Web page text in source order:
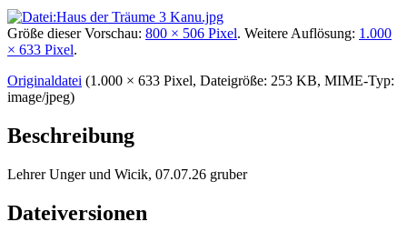
Größe dieser Vorschau: 800 × 506 Pixel. Weitere Auflösung: 1.000
× 633 Pixel.
Originaldatei (1.000 × 633 Pixel, Dateigröße: 253 KB, MIME-Typ:
image/jpeg)
Beschreibung
Lehrer Unger und Wicik, 07.07.26 gruber
Dateiversionen